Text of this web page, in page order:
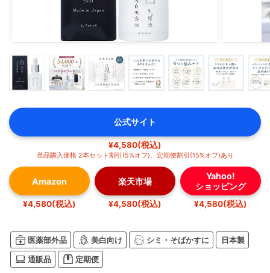
公式サイト
¥4,580(税込)
単品購入価格 2本セット割引(5%オフ)、定期便割引(15%オフ)あり
Amazon
¥4,580(税込)
楽天市場
¥4,580(税込)
Yahoo!
ショッピング
¥4,580(税込)
医薬部外品 美白向け シミ・そばかすに 日本製
通販品 定期便